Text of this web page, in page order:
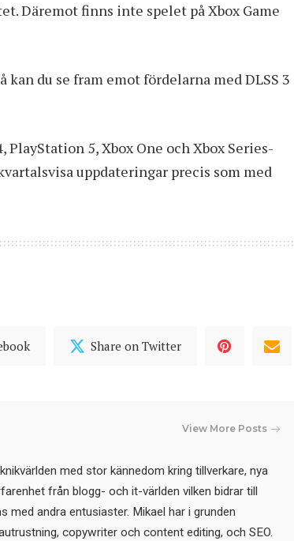
Däremot finns inte spelet på Xbox Game
kan du se fram emotfördelarna med DLSS 3
5, Xbox One och Xbox Series-
uppdateringar precis som med
Share on Twitter
View More Posts
med stor kännedom kring tillverkare, nya
från blogg- och it-världen vilken bidrar till
med andra entusiaster. Mikael har i grunden
copywriter och content editing, och SEO.